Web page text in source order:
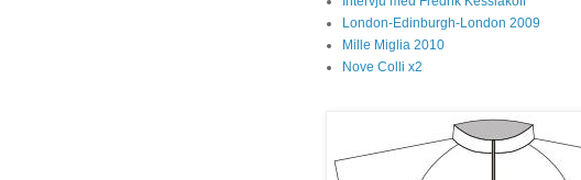
London-Edinburgh-London 2009
Mille Miglia 2010
Nove Colli x2